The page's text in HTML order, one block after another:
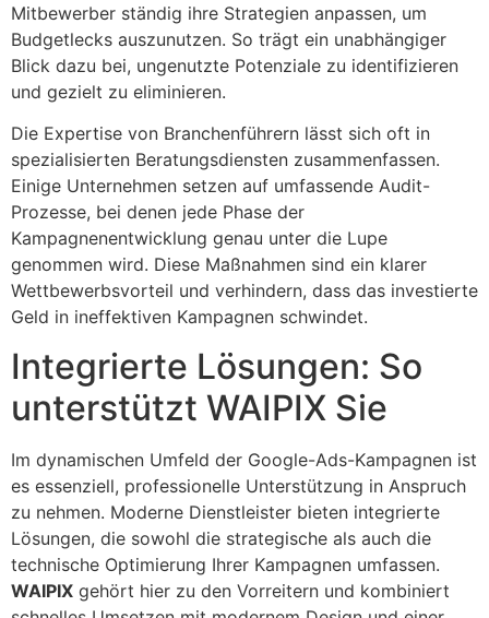
Mitbewerber ständig ihre Strategien anpassen, um
Budgetlecks auszunutzen. So trägt ein unabhängiger
Blick dazu bei, ungenutzte Potenziale zu identifizieren
und gezielt zu eliminieren.
Die Expertise von Branchenführern lässt sich oft in
spezialisierten Beratungsdiensten zusammenfassen.
Einige Unternehmen setzen auf umfassende Audit-
Prozesse, bei denen jede Phase der
Kampagnenentwicklung genau unter die Lupe
genommen wird. Diese Maßnahmen sind ein klarer
Wettbewerbsvorteil und verhindern, dass das investierte
Geld in ineffektiven Kampagnen schwindet.
Integrierte Lösungen: So
unterstützt WAIPIX Sie
Im dynamischen Umfeld der Google-Ads-Kampagnen ist
es essenziell, professionelle Unterstützung in Anspruch
zu nehmen. Moderne Dienstleister bieten integrierte
Lösungen, die sowohl die strategische als auch die
technische Optimierung Ihrer Kampagnen umfassen.
WAIPIX gehört hier zu den Vorreitern und kombiniert